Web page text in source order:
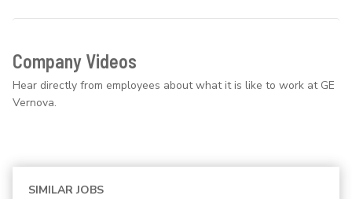
Company Videos
Hear directly from employees about what it is like to work at GE
Vernova.
SIMILAR JOBS